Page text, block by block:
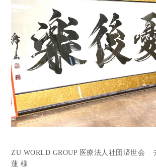
ZU WORLD GROUP 医療法人社団済世会
蓮 様